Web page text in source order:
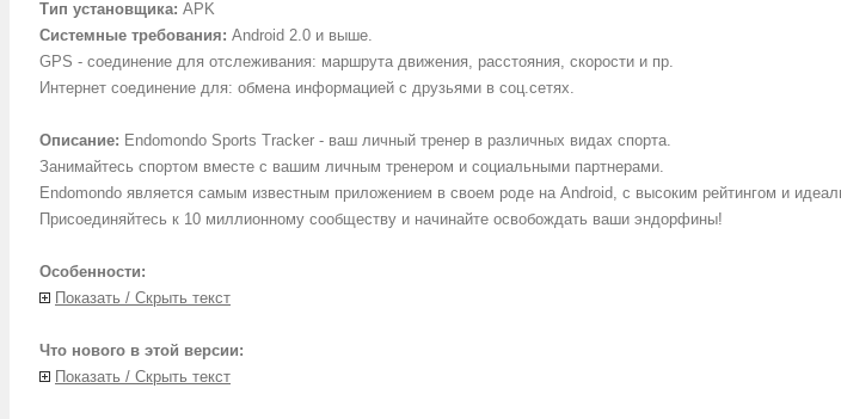
Тип установщика: APK
Системные требования: Android 2.0 и выше.
GPS - соединение для отслеживания: маршрута движения, расстояния, скорости и пр.
Интернет соединение для: обмена информацией с друзьями в соц.сетях.
Описание: Endomondo Sports Tracker - ваш личный тренер в различных видах спорта.
Занимайтесь спортом вместе с вашим личным тренером и социальными партнерами.
Endomondo является самым известным приложением в своем роде на Android, с высоким рейтингом и
Присоединяйтесь к 10 миллионному сообществу и начинайте освобождать ваши эндорфины!
Особенности:
Показать / Скрыть текст
Что нового в этой версии:
Показать / Скрыть текст